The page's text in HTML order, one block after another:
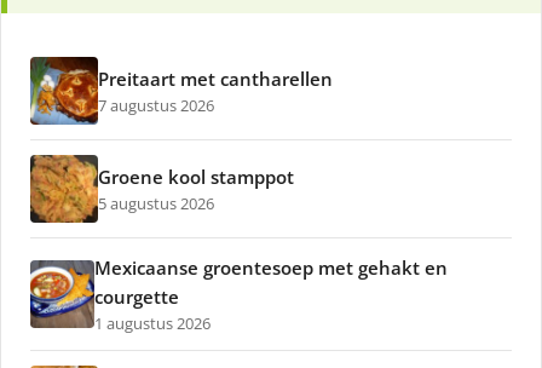
Preitaart met cantharellen
7 augustus 2026
Groene kool stamppot
5 augustus 2026
Mexicaanse groentesoep met gehakt en
courgette
1 augustus 2026